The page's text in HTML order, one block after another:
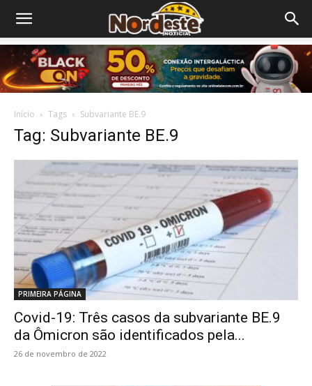
Início Tags Subvariante BE.9
Tag: Subvariante BE.9
PRIMEIRA PÁGINA
Covid-19: Três casos da subvariante BE.9
da Ômicron são identificados pela...
26 de novembro de 2022